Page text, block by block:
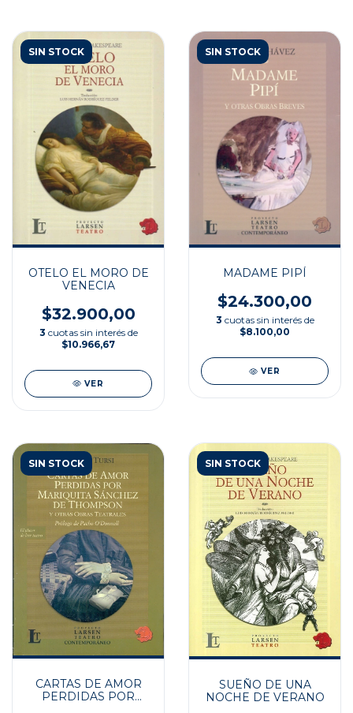
SIN STOCK
OTELO EL MORO DE
VENECIA
$32.900,00
3 cuotas sin interés de
$10.966,67
VER
SIN STOCK
MADAME PIPÍ
$24.300,00
3 cuotas sin interés de
$8.100,00
VER
SIN STOCK
CARTAS DE AMOR
PERDIDAS POR
SIN STOCK
SUEÑO DE UNA
NOCHE DE VERANO